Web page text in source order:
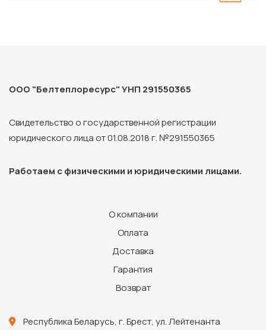
ООО "Белтеплоресурс" УНП 291550365
Свидетельство о государственной регистрации
юридического лица от 01.08.2018 г. №291550365
Работаем с физическими и юридическими лицами.
О компании
Оплата
Доставка
Гарантия
Возврат
Республика Беларусь, г. Брест, ул. Лейтенанта